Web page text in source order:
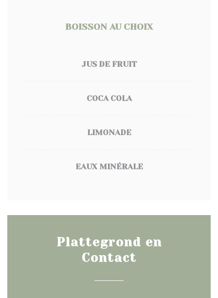
BOISSON AU CHOIX
JUS DE FRUIT
COCA COLA
LIMONADE
EAUX MINÉRALE
Plattegrond en
Contact